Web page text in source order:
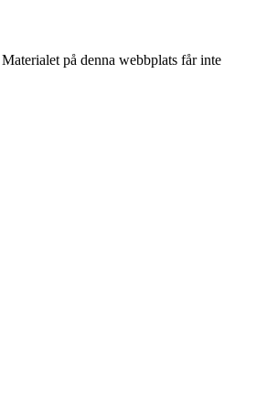
på denna webbplats får inte